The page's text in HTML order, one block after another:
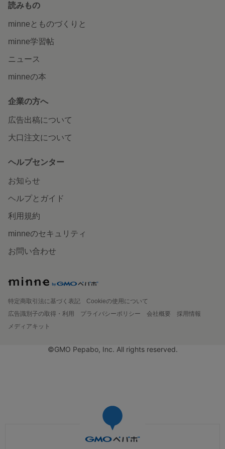
読みもの
minneとものづくりと
minne学習帖
ニュース
minneの本
企業の方へ
広告出稿について
大口注文について
ヘルプセンター
お知らせ
ヘルプとガイド
利用規約
minneのセキュリティ
お問い合わせ
特定商取引法に基づく表記
Cookieの使用について
広告識別子の取得・利用
プライバシーポリシー 会社概要
採用情報
メディアキット
©GMO Pepabo, Inc. All rights reserved.